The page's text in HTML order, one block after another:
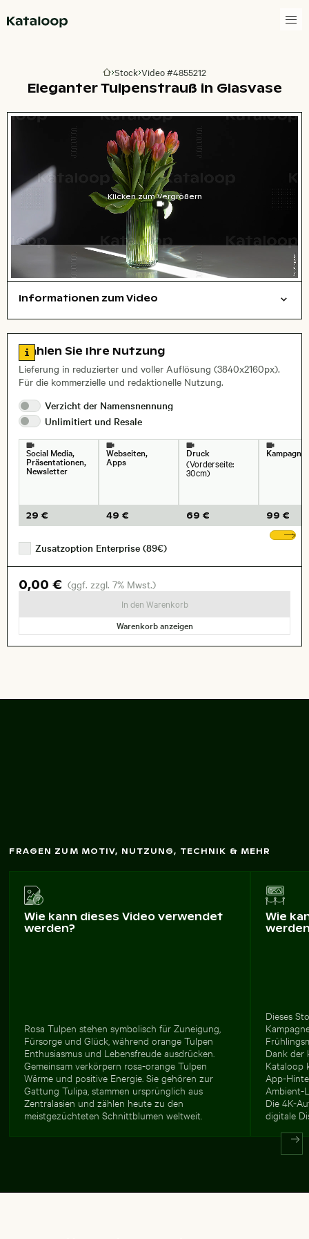
Zur Homepage
Stock Video #4855212
Eleganter Tulpenstrauß in Glasvase
Klicken zum Vergrößern
Informationen zum Video
Zu den Lizenzinformationen springen
Wählen Sie Ihre Nutzung
Lieferung in reduzierter und voller Auflösung (3840x2160px).
Für die kommerzielle und redaktionelle Nutzung.
Verzicht der Namensnennung
Unlimitiert und Resale
Social Media,
Präsentationen,
Newsletter
29 €
Webseiten,
Apps
49 €
Druck
(Vorderseite:
30cm)
69 € 99 €
Zusatzoption Enterprise (89€)
0,00 € (ggf. zzgl. 7% Mwst.)
In den Warenkorb
Warenkorb anzeigen
Eleganter Tulpenstrauß in
FRAGEN ZUM MOTIV, NUTZUNG, TECHNIK & MEHR
Wie kann dieses Video verwendet
werden?
Rosa Tulpen stehen symbolisch für Zuneigung,
Fürsorge und Glück, während orange Tulpen
Enthusiasmus und Lebensfreude ausdrücken.
Gemeinsam verkörpern rosa-orange Tulpen
Wärme und positive Energie. Sie gehören zur
Gattung Tulipa, stammen ursprünglich aus
Zentralasien und zählen heute zu den
meistgezüchteten Schnittblumen weltweit.
Wie
Dieses
Dank der
Kataloop
App-
Ambient-
Die 4K-
digitale